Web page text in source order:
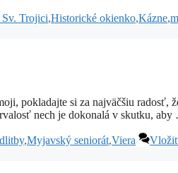
Trojici,Historické okienko,Kázne,
si za najväčšiu radosť, že
nech je dokonalá v skutku,
,Myjavský seniorát,Viera